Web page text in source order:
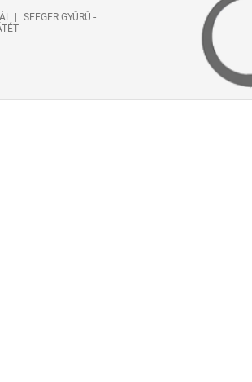
SEEGER GYŰRŰ -